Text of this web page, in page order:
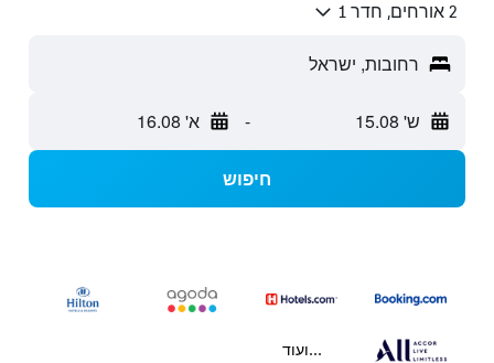
2 אורחים, חדר 1
רחובות, ישראל
ש' 15.08 - א' 16.08
חיפוש
...ועוד